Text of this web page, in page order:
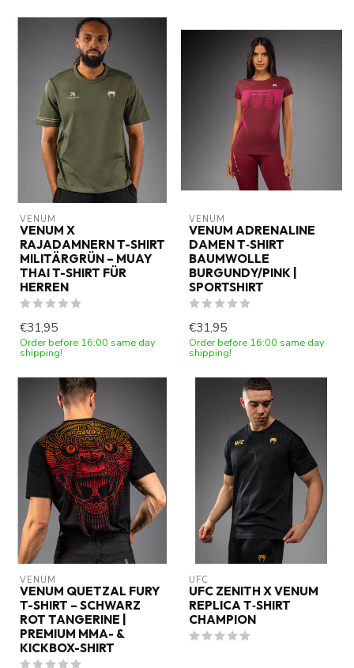
VENUM
VENUM X
RAJADAMNERN T-SHIRT
MILITÄRGRÜN – MUAY
THAI T-SHIRT FÜR
HERREN
€31,95
Order before 16:00 same day
shipping!
VENUM
VENUM ADRENALINE
DAMEN T‑SHIRT
BAUMWOLLE
BURGUNDY/PINK |
SPORTSHIRT
€31,95
Order before 16:00 same day
shipping!
VENUM
VENUM QUETZAL FURY
T-SHIRT – SCHWARZ
ROT TANGERINE |
PREMIUM MMA- &
KICKBOX-SHIRT
UFC
UFC ZENITH X VENUM
REPLICA T‑SHIRT
CHAMPION